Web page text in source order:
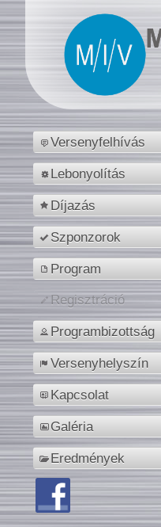
Versenyfelhívás
Lebonyolítás
Díjazás
Szponzorok
Program
Regisztráció
Programbizottság
Versenyhelyszín
Kapcsolat
Galéria
Eredmények